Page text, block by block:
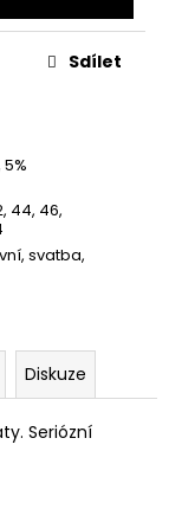
44, 46,
svatba,
Sdílet
Diskuze
Seriózní